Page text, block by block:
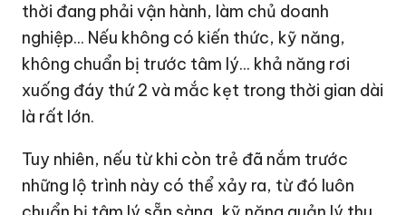
thời đang phải vận hành, làm chủ doanh
nghiệp... Nếu không có kiến thức, kỹ năng,
không chuẩn bị trước tâm lý... khả năng rơi
xuống đáy thứ 2 và mắc kẹt trong thời gian dài
là rất lớn.
Tuy nhiên, nếu từ khi còn trẻ đã nắm trước
những lộ trình này có thể xảy ra, từ đó luôn